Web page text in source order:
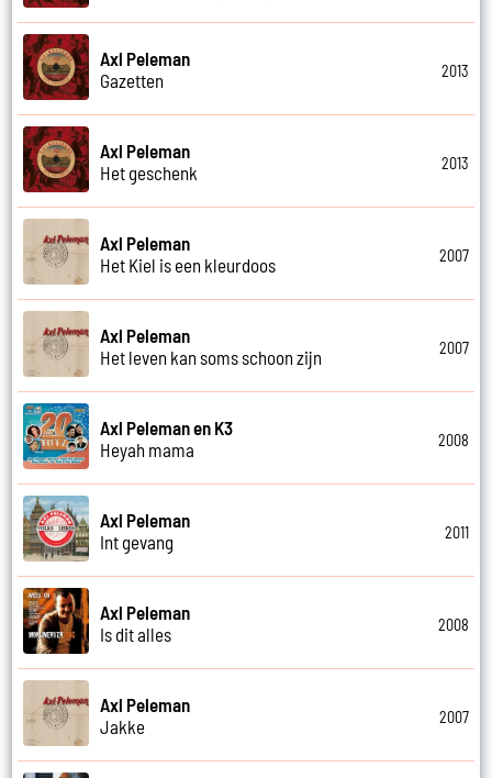
Axl Peleman
Gazetten
2013
Axl Peleman
Het geschenk
2013
Axl Peleman
Het Kiel is een kleurdoos
2007
Axl Peleman
Het leven kan soms schoon zijn
2007
Axl Peleman en K3
Heyah mama
2008
Axl Peleman
Int gevang
2011
Axl Peleman
Is dit alles
2008
Axl Peleman
Jakke
2007